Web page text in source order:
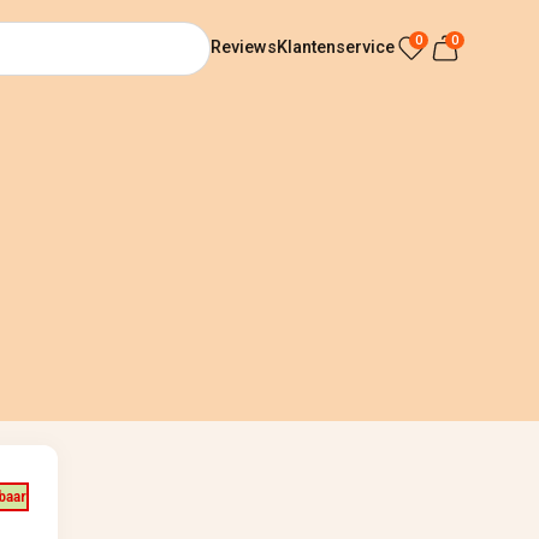
ReviewsKlantenservice 0 0